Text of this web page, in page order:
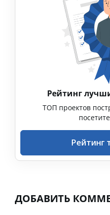
Рейтинг
ТОП проектов
Рейтинг
ДОБАВИТЬ